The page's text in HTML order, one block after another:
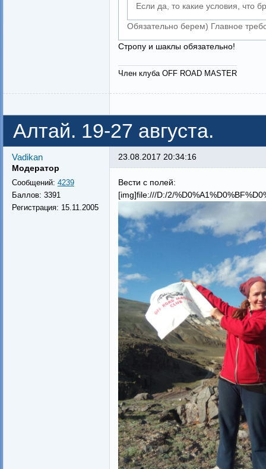
Если да, то какие условия, что
Обязательно берем) Главное
Стропу и шаклы обязательно!
Член клуба OFF ROAD MASTER
Алтай. 19-27 августа.
Vadikan
Модератор
Сообщений: 4239
Баллов: 3391
Регистрация: 15.11.2005
23.08.2017 20:34:16
Вести с полей:
[img]file:///D:/2/